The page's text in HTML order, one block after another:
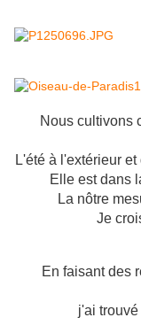
Nous cultivons
L'été à l'extérieur
Elle est dans
La nôtre
Je
En faisant des
j'ai